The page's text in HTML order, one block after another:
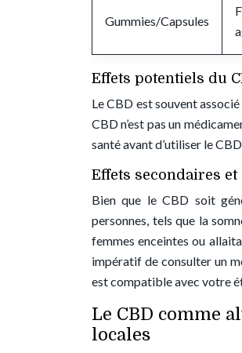
Gummies/Capsules
Effets potentiels du
Le CBD est souvent
CBD n’est pas un
santé avant d’utiliser le
Effets secondaires
Bien que le CBD soit
personnes, tels que la
femmes enceintes ou
impératif de consulter un
est compatible avec votre
Le CBD comme
locales